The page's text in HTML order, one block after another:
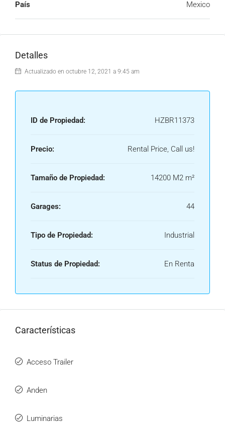
País Mexico
Detalles
Actualizado en octubre 12, 2021 a 9:45 am
ID de Propiedad: HZBR11373
Precio: Rental Price, Call us!
Tamaño de Propiedad: 14200 M2 m²
Garages: 44
Tipo de Propiedad: Industrial
Status de Propiedad: En Renta
Características
Acceso Trailer
Anden
Luminarias